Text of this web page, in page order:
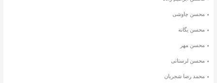
محسن چاوشی
محسن یگانه
محسن مهر
محسن لرستانی
محمد رضا شجریان